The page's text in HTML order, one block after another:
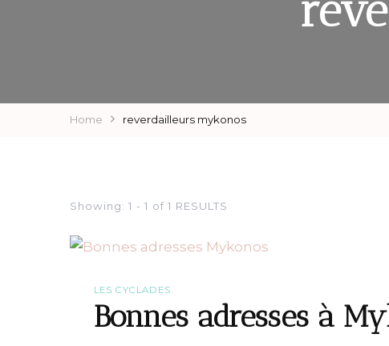
Home reverdailleurs mykonos
Showing: 1 - 1 of 1 RESULTS
LES CYCLADES
Bonnes adresses à